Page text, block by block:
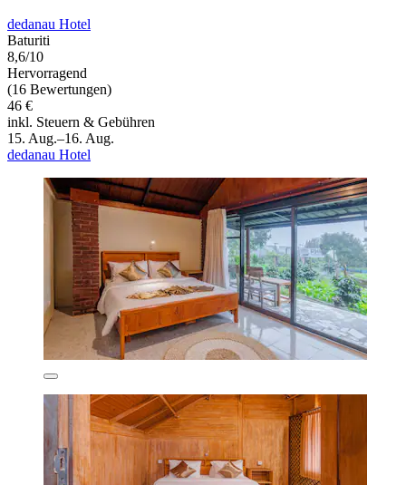
dedanau Hotel
Baturiti
8,6/10
Hervorragend
(16 Bewertungen)
46 €
inkl. Steuern & Gebühren
15. Aug.–16. Aug.
dedanau Hotel